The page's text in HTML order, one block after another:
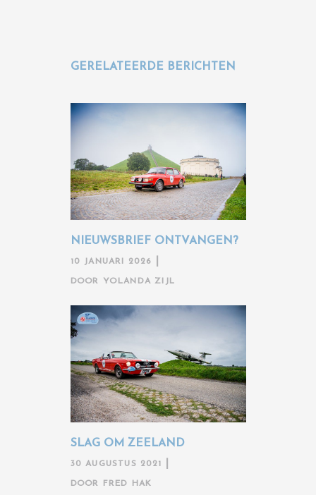
GERELATEERDE BERICHTEN
NIEUWSBRIEF ONTVANGEN?
10 JANUARI 2026
DOOR YOLANDA ZIJL
SLAG OM ZEELAND
30 AUGUSTUS 2021
DOOR FRED HAK